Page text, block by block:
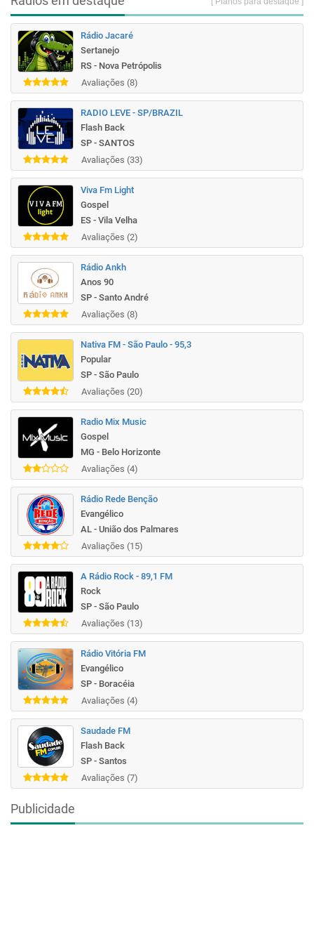
Rádio Jacaré
Sertanejo
RS - Nova Petrópolis
Avaliações (8)
RADIO LEVE - SP/BRAZIL
Flash Back
SP - SANTOS
Avaliações (33)
Viva Fm Light
Gospel
ES - Vila Velha
Avaliações (2)
Rádio Ankh
Anos 90
SP - Santo André
Avaliações (8)
Nativa FM - São Paulo - 95,3
Popular
SP - São Paulo
Avaliações (20)
Radio Mix Music
Gospel
MG - Belo Horizonte
Avaliações (4)
Rádio Rede Benção
Evangélico
AL - União dos Palmares
Avaliações (15)
A Rádio Rock - 89,1 FM
Rock
SP - São Paulo
Avaliações (13)
Rádio Vitória FM
Evangélico
SP - Boracéia
Avaliações (4)
Saudade FM
Flash Back
SP - Santos
Avaliações (7)
Publicidade